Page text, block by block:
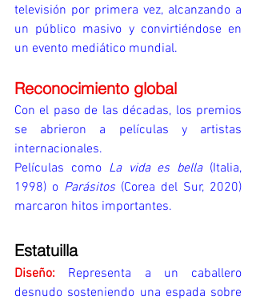
televisión por primera vez, alcanzando a
un público masivo y convirtiéndose en
un evento mediático mundial.
Reconocimiento global
Con el paso de las décadas, los premios
se abrieron a películas y artistas
internacionales.
Películas como La vida es bella (Italia,
1998) o Parásitos (Corea del Sur, 2020)
marcaron hitos importantes.
Estatuilla
Diseño:
Representa a un caballero
desnudo sosteniendo una espada sobre